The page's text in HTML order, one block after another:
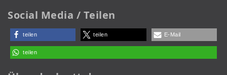
Social Media / Teilen
teilen teilen E-Mail
teilen